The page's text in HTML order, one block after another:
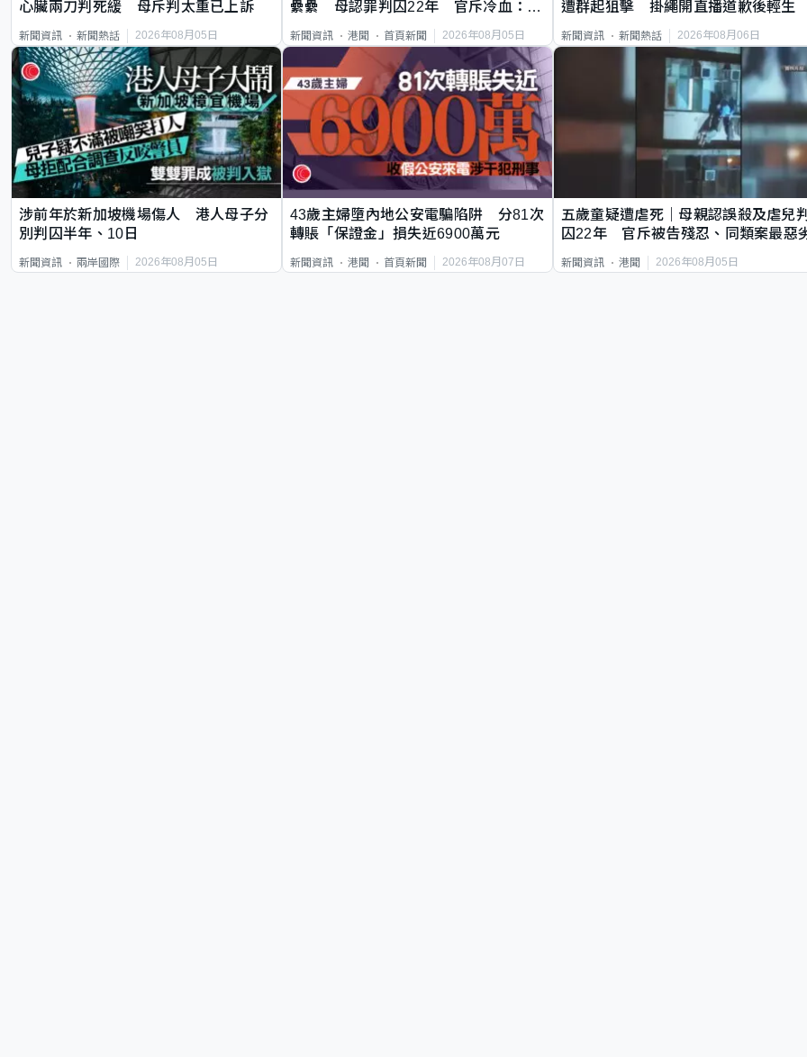
心臟兩刀判死緩 母斥判太重已上訴
新聞資訊 新聞熱話 2026年08月05日
纍纍 母認罪判囚22年 官斥冷血：同
新聞資訊 港聞 首頁新聞 2026年08月05日
遭群起狙擊 掛繩開直播道歉後輕生
新聞資訊 新聞熱話 2026年08月06日
涉前年於新加坡機場傷人 港人母子分
別判囚半年、10日
新聞資訊 兩岸國際 2026年08月05日
43歲主婦墮內地公安電騙陷阱 分81次
轉賬「保證金」損失近6900萬元
新聞資訊 港聞 首頁新聞 2026年08月07日
五歲童疑遭虐死｜母親認誤殺及虐兒
囚22年 官斥被告殘忍、同類案最惡
新聞資訊 港聞 2026年08月05日